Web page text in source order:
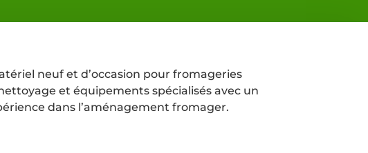
neuf et d’occasion pour fromageries
et équipements spécialisés avec un
dans l’aménagement fromager.